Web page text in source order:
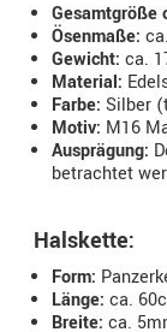
Gesamtgröße
Ösenmaße:
Gewicht: ca.
Material:
Farbe: Silber
Motiv: M16
Ausprägung:
betrachtet
Halskette:
Form:
Länge: ca.
Breite: ca.